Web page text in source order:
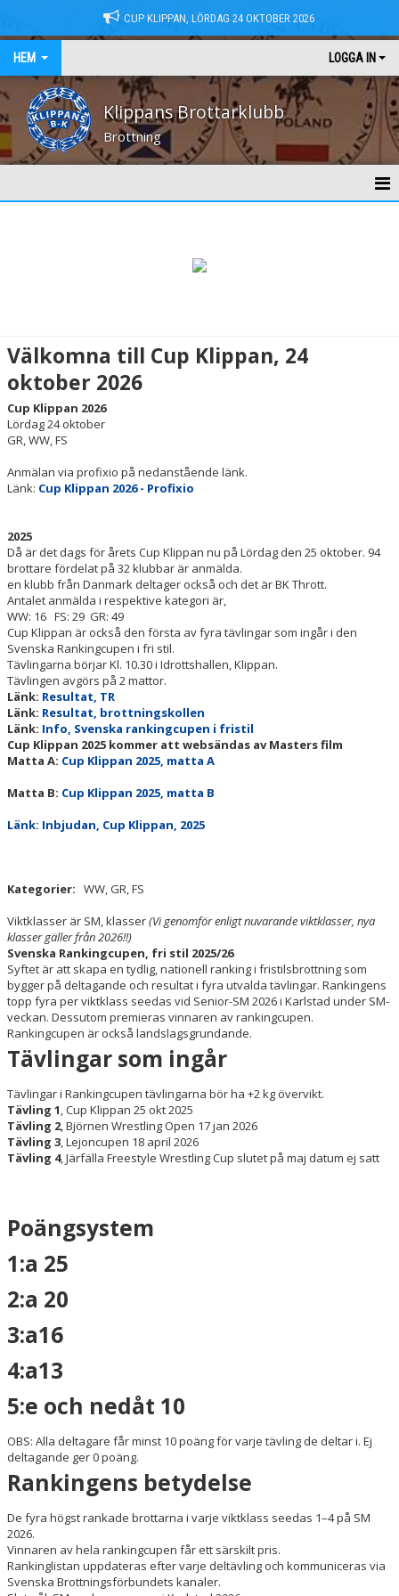
CUP KLIPPAN, LÖRDAG 24 OKTOBER 2026
HEM LOGGA IN
Klippans Brottarklubb
Brottning
TRÄNINGSTIDER
TÄVLINGSPROGRAM
TÄVLINGSRESULTAT
CUP KLIPPAN
RESULTAT
INBJUDAN
WEB-TV
FUNKTIONÄRER
BILDER, ARKIV
BILDER 2024, PRISUTDELNING
MATCHBILDER, CUP KLIPPAN 2024
KLIPPAN LADY OPEN
LILLA CUP KLIPPAN
BILBINGO
ÅBY-MARKNAD
BROTTNINGSGYMNASIUM
STATISTIK
DOKUMENT
STÖD KBK
KLUBBKLÄDER
SERIEBROTTNING
Välkomna till Cup Klippan, 24
oktober 2026
Cup Klippan 2026
Lördag 24 oktober
GR, WW, FS
Anmälan via profixio på nedanstående länk.
Länk: Cup Klippan 2026 - Profixio
2025
Då är det dags för årets Cup Klippan nu på Lördag den 25 oktober. 94
brottare fördelat på 32 klubbar är anmälda.
en klubb från Danmark deltager också och det är BK Thrott.
Antalet anmälda i respektive kategori är,
WW: 16 FS: 29 GR: 49
Cup Klippan är också den första av fyra tävlingar som ingår i den
Svenska Rankingcupen i fri stil.
Tävlingarna börjar Kl. 10.30 i Idrottshallen, Klippan.
Tävlingen avgörs på 2 mattor.
Länk: Resultat, TR
Länk: Resultat, brottningskollen
Länk: Info, Svenska rankingcupen i fristil
Cup Klippan 2025 kommer att websändas av Masters film
Matta A: Cup Klippan 2025, matta A
Matta B: Cup Klippan 2025, matta B
Länk: Inbjudan, Cup Klippan, 2025
Kategorier: WW, GR, FS
Viktklasser är SM, klasser(Vi genomför enligt nuvarande viktklasser, nya
klasser gäller från 2026!!)
Svenska Rankingcupen, fri stil 2025/26
Syftet är att skapa en tydlig, nationell ranking i fristilsbrottning som
bygger på deltagande och resultat i fyra utvalda tävlingar. Rankingens
topp fyra per viktklass seedas vid Senior-SM 2026 i Karlstad under SM-
veckan. Dessutom premieras vinnaren av rankingcupen.
Rankingcupen är också landslagsgrundande.
Tävlingar som ingår
Tävlingar i Rankingcupen tävlingarna bör ha +2 kg övervikt.
Tävling 1, Cup Klippan 25 okt 2025
Tävling 2, Björnen Wrestling Open 17 jan 2026
Tävling 3, Lejoncupen 18 april 2026
Tävling 4, Järfälla Freestyle Wrestling Cup slutet på maj datum ej satt
Poängsystem
1:a 25
2:a 20
3:a16
4:a13
5:e och nedåt 10
OBS: Alla deltagare får minst 10 poäng för varje tävling de deltar i. Ej
deltagande ger 0 poäng.
Rankingens betydelse
De fyra högst rankade brottarna i varje viktklass seedas 1–4 på SM
2026.
Vinnaren av hela rankingcupen får ett särskilt pris.
Rankinglistan uppdateras efter varje deltävling och kommuniceras via
Svenska Brottningsförbundets kanaler.